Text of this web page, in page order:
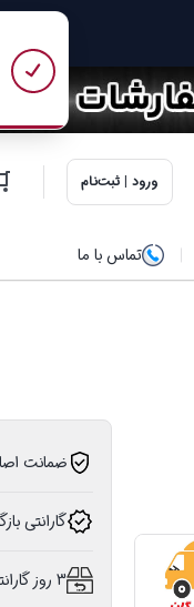
ورود | ثبت‌نام
تماس با ما
ضمانت
گارانتی
3 روز گارانتی بازگشت کالا در صورت خرابی